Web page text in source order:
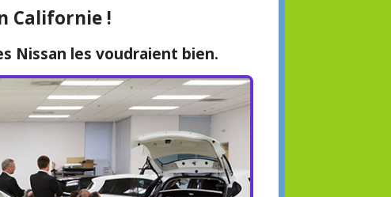
Californie !
Nissan les voudraient bien.